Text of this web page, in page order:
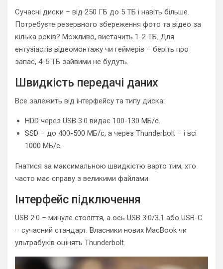
Сучасні диски – від 250 ГБ до 5 ТБ і навіть більше.
Потребуєте резервного збереження фото та відео за
кілька років? Можливо, вистачить 1-2 ТБ. Для
ентузіастів відеомонтажу чи геймерів – беріть про
запас, 4-5 ТБ зайвими не будуть.
Швидкість передачі даних
Все залежить від інтерфейсу та типу диска:
HDD через USB 3.0 видає 100-130 МБ/с.
SSD – до 400-500 МБ/с, а через Thunderbolt – і всі
1000 МБ/с.
Гнатися за максимальною швидкістю варто тим, хто
часто має справу з великими файлами.
Інтерфейс підключення
USB 2.0 – минуле століття, а ось USB 3.0/3.1 або USB-C
– сучасний стандарт. Власники нових MacBook чи
ультрабуків оцінять Thunderbolt.